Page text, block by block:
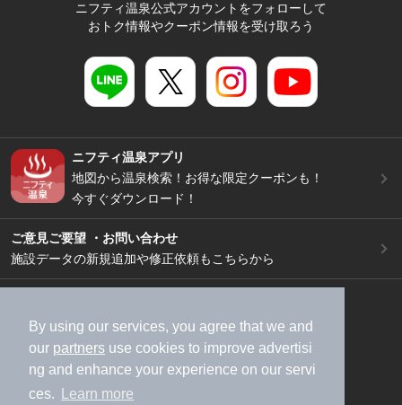
By using our services, you agree that we and
our partners use cookies to improve advertisi
ng and enhance your experience on our servi
ces.
Learn more
ニフティ温泉公式アカウントをフォローして
おトク情報やクーポン情報を受け取ろう
ニフティ温泉アプリ
地図から温泉検索！お得な限定クーポンも！
今すぐダウンロード！
ご意見ご要望 ・お問い合わせ
施設データの新規追加や修正依頼もこちらから
加盟店募集（資料請求）
広告出稿のご案内
利用規約
ライフスタイルMEMBERS+規約
特定商取引法に基づく表記
ヘルプ
採用情報
運営会社